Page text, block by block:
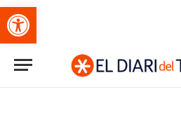
Obre la barra d'eines